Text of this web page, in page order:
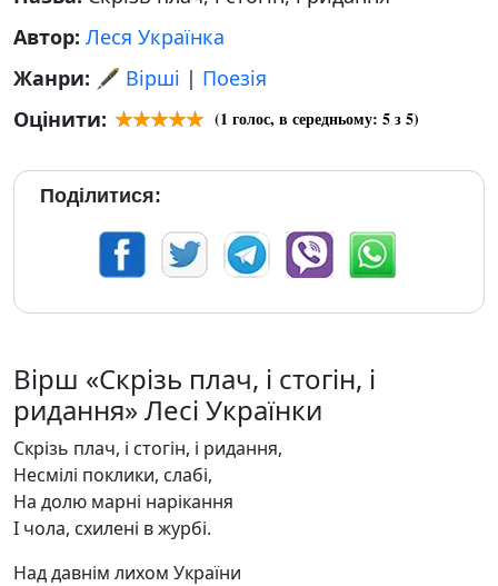
Автор: Леся Українка
Жанри: 🖋️ Вірші | Поезія
Оцінити:
(1 голос, в середньому: 5з 5)
Поділитися:
Вірш «Скрізь плач, і стогін, і
ридання» Лесі Українки
Скрізь плач, і стогін, і ридання,
Несмілі поклики, слабі,
На долю марні нарікання
І чола, схилені в журбі.
Над давнім лихом України